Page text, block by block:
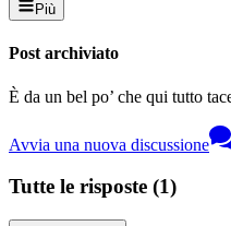
Più
Post archiviato
È da un bel po’ che qui tutto
Avvia una nuova discussione
Tutte le risposte (1)